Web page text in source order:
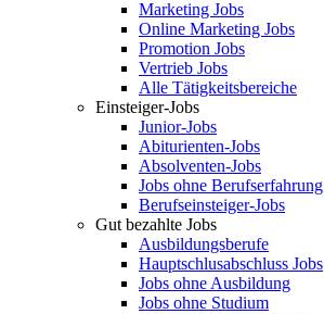
Marketing Jobs
Online Marketing Jobs
Promotion Jobs
Vertrieb Jobs
Alle Tätigkeitsbereiche
Einsteiger-Jobs
Junior-Jobs
Abiturienten-Jobs
Absolventen-Jobs
Jobs ohne Berufserfahrung
Berufseinsteiger-Jobs
Gut bezahlte Jobs
Ausbildungsberufe
Hauptschlusabschluss Jobs
Jobs ohne Ausbildung
Jobs ohne Studium